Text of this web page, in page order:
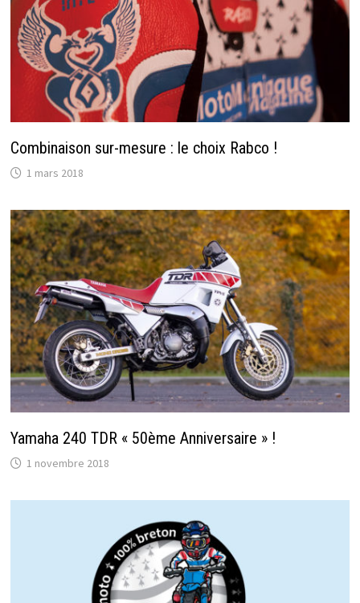
Combinaison sur-mesure : le choix Rabco !
1 mars 2018
Yamaha 240 TDR « 50ème Anniversaire » !
1 novembre 2018